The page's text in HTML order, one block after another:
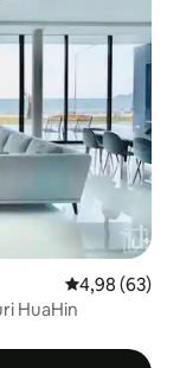
Průměrné
4,98 (63)
HuaHin